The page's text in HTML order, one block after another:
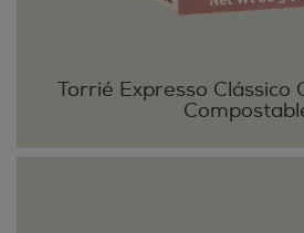
Torrié Expresso Clássico